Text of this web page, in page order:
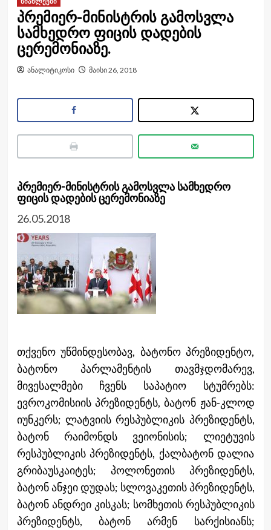
პრემიერ-მინისტრის გამოსვლა
სამხედრო ფიცის დადების
ცერემონიაზე.
ანალიტიკოსი მაისი 26, 2018
პრემიერ-მინისტრის გამოსვლა სამხედრო
ფიცის დადების ცერემონიაზე
26.05.2018
თქვენო უწმინდესობავ, ბატონო პრეზიდენტო,
ბატონო პარლამენტის თავმჯდომარევ,
მივესალმები ჩვენს საპატიო სტუმრებს:
ევროკომისიის პრეზიდენტს, ბატონ ჟან-კლოდ
იუნკერს; ლატვიის რესპუბლიკის პრეზიდენტს,
ბატონ რაიმონდს ვეიონისის; ლიეტუვის
რესპუბლიკის პრეზიდენტს, ქალბატონ დალია
გრიბაუსკაიტეს; პოლონეთის პრეზიდენტს,
ბატონ ანჯეი დუდას; სლოვაკეთის პრეზიდენტს,
ბატონ ანდრეი კისკას; სომხეთის რესპუბლიკის
პრეზიდენტს, ბატონ არმენ სარქისიანს;